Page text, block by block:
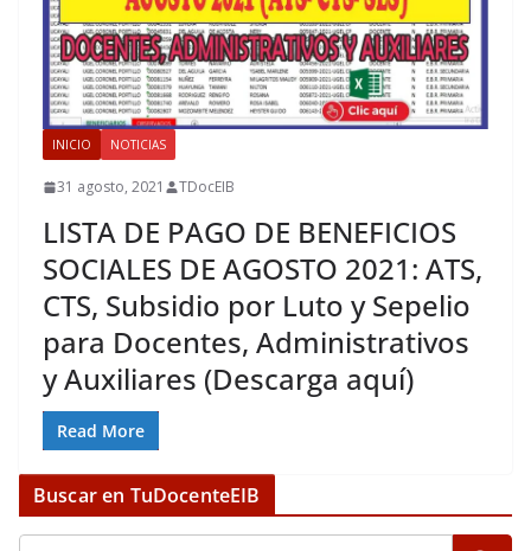
INICIO NOTICIAS
31 agosto, 2021 TDocEIB
LISTA DE PAGO DE BENEFICIOS
SOCIALES DE AGOSTO 2021: ATS,
CTS, Subsidio por Luto y Sepelio
para Docentes, Administrativos
y Auxiliares (Descarga aquí)
Read More
Buscar en TuDocenteEIB